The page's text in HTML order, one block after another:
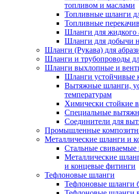
топливом и маслами
Топливные шланги
Топливные
Шланги для жидкого
Шланги для добычи
Шланги (Рукава) для
Шланги и трубопроводы
Шланги выхлопные и
Шланги устойчивые
Вытяжные шланги,
температурам
Химически стойкие
Специальные
Соединители для
Промышленные
Металлические шланги и
Стальные свиваемые
Металлические
и концевые фитинги
Тефлоновые шланги
Тефлоновые шланги